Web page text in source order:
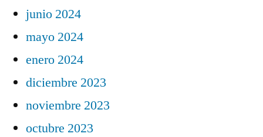
junio 2024
mayo 2024
enero 2024
diciembre 2023
noviembre 2023
octubre 2023